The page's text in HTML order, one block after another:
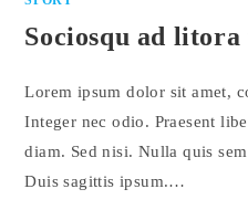
Sociosqu ad
Lorem ipsum dolor sit amet,
Integer nec odio. Praesent
diam. Sed nisi. Nulla quis
Duis sagittis ipsum.…